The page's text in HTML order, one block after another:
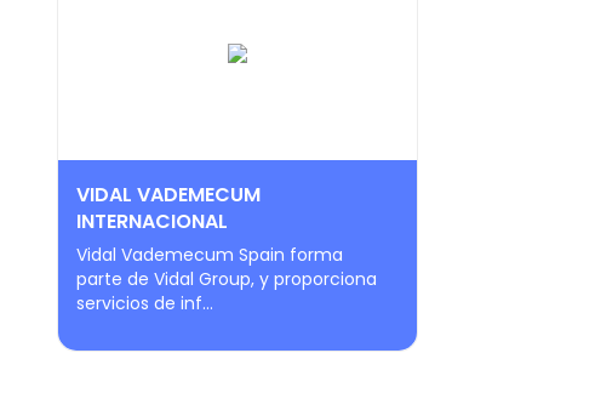
VIDAL VADEMECUM
INTERNACIONAL
Vidal Vademecum Spain forma
parte de Vidal Group, y proporciona
servicios de inf...